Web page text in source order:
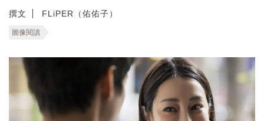
撰文 FLiPER（佑佑子）
圖像閱讀